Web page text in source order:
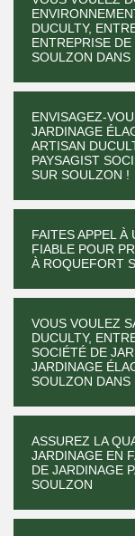
DUCULTY,
ENTREPRISE
SOULZON DANS
ENVISAGEZ-
JARDINAGE
ARTISAN
PAYSAGIST
SUR SOULZON !
FAITES APPEL À
FIABLE POUR
À ROQUEFORT
VOUS VOULEZ
DUCULTY,
SOCIÉTÉ DE
JARDINAGE
SOULZON
ASSUREZ LA
JARDINAGE EN
DE JARDINAGE
SOULZON